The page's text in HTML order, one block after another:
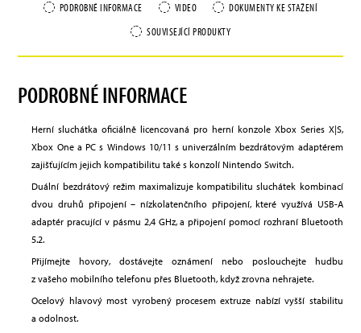
PODROBNÉ INFORMACE VIDEO
DOKUMENTY KE STAŽENÍ
SOUVISEJÍCÍ PRODUKTY
PODROBNÉ INFORMACE
Herní sluchátka oficiálně licencovaná pro herní konzole Xbox Series X|S,
Xbox One a PC s Windows 10/11 s univerzálním bezdrátovým adaptérem
zajišťujícím jejich kompatibilitu také s konzolí Nintendo Switch.
Duální bezdrátový režim maximalizuje kompatibilitu sluchátek kombinací
dvou druhů připojení – nízkolatenčního připojení, které využívá USB-A
adaptér pracující v pásmu 2,4 GHz, a připojení pomocí rozhraní Bluetooth
5.2.
Přijímejte hovory, dostávejte oznámení nebo poslouchejte hudbu
z vašeho mobilního telefonu přes Bluetooth, když zrovna nehrajete.
Ocelový hlavový most vyrobený procesem extruze nabízí vyšší stabilitu
a odolnost.